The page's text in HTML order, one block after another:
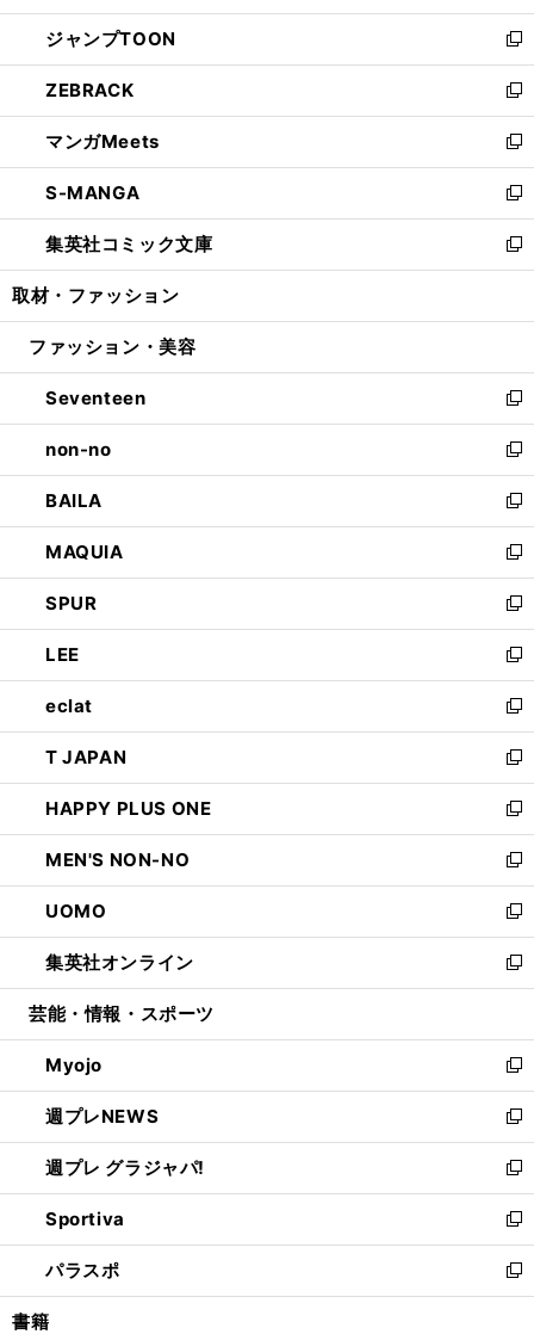
開
く
ウ
で
開
く
ン
ド
ウ
で
開
く
ウ
ィ
ン
ド
ウ
で
開
く
し
い
ウ
ィ
ン
ド
ウ
で
開
く
ジャンプTOON
新
し
い
ウ
ィ
ン
ド
ウ
で
開
ZEBRACK
新
し
い
ウ
ィ
ン
ド
ウ
開
マンガMeets
新
し
い
ウ
ィ
ン
ウ
開
く
S-MANGA
新
し
い
ウ
ン
ウ
で
開
く
集英社コミック文庫
新
し
ウ
ン
ド
ウ
で
開
く
取材・ファッション
ファッション・美容
Seventeen
新
し
い
ウ
ィ
ン
ド
ウ
で
開
く
non-no
新
し
い
ウ
ィ
ン
ド
ウ
で
開
く
BAILA
新
し
い
ウ
ィ
ン
ド
ウ
で
開
く
MAQUIA
新
し
い
ウ
ィ
ン
ド
ウ
で
開
く
SPUR
新
し
い
ウ
ィ
ン
ド
ウ
で
開
く
LEE
新
し
い
ウ
ィ
ン
ド
ウ
で
開
く
eclat
新
し
い
ウ
ィ
ン
ド
ウ
で
開
く
T JAPAN
新
し
い
ウ
ィ
ン
ド
ウ
で
開
HAPPY PLUS ONE
新
し
い
ウ
ィ
ン
ド
ウ
開
く
MEN'S NON-NO
新
し
い
ウ
ィ
ン
ウ
で
開
く
UOMO
新
し
い
ウ
ン
ド
ウ
で
開
く
集英社オンライン
新
し
ウ
ィ
ン
ド
ウ
で
開
く
芸能・情報・スポーツ
Myojo
新
し
い
ウ
ィ
ン
ド
ウ
で
開
週プレNEWS
新
し
い
ウ
ィ
ン
ド
ウ
週プレ グラジャパ!
新
し
い
ウ
ィ
ン
Sportiva
新
し
い
ウ
パラスポ
新
し
書籍